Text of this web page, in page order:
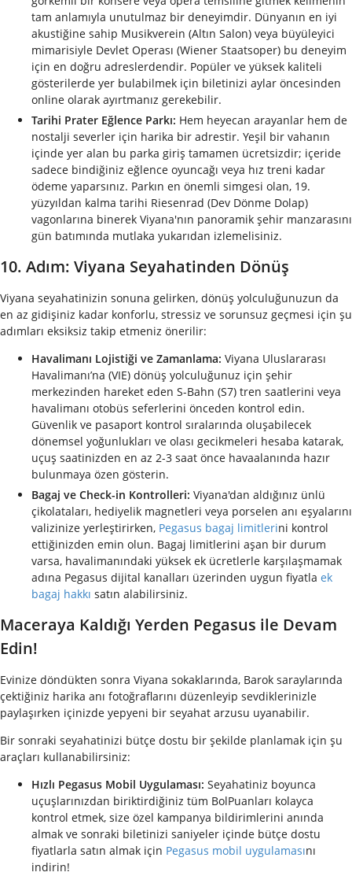
tam anlamıyla unutulmaz bir deneyimdir. Dünyanın en iyi
akustiğine sahip Musikverein (Altın Salon) veya büyüleyici
mimarisiyle Devlet Operası (Wiener Staatsoper) bu deneyim
için en doğru adreslerdendir. Popüler ve yüksek kaliteli
gösterilerde yer bulabilmek için biletinizi aylar öncesinden
online olarak ayırtmanız gerekebilir.
Tarihi Prater Eğlence Parkı: Hem heyecan arayanlar hem de
nostalji severler için harika bir adrestir. Yeşil bir vahanın
içinde yer alan bu parka giriş tamamen ücretsizdir; içeride
sadece bindiğiniz eğlence oyuncağı veya hız treni kadar
ödeme yaparsınız. Parkın en önemli simgesi olan, 19.
yüzyıldan kalma tarihi Riesenrad (Dev Dönme Dolap)
vagonlarına binerek Viyana'nın panoramik şehir manzarasını
gün batımında mutlaka yukarıdan izlemelisiniz.
10. Adım: Viyana Seyahatinden Dönüş
Viyana seyahatinizin sonuna gelirken, dönüş yolculuğunuzun da
en az gidişiniz kadar konforlu, stressiz ve sorunsuz geçmesi için şu
adımları eksiksiz takip etmeniz önerilir:
Havalimanı Lojistiği ve Zamanlama: Viyana Uluslararası
Havalimanı’na (VIE) dönüş yolculuğunuz için şehir
merkezinden hareket eden S-Bahn (S7) tren saatlerini veya
havalimanı otobüs seferlerini önceden kontrol edin.
Güvenlik ve pasaport kontrol sıralarında oluşabilecek
dönemsel yoğunlukları ve olası gecikmeleri hesaba katarak,
uçuş saatinizden en az 2-3 saat önce havaalanında hazır
bulunmaya özen gösterin.
Bagaj ve Check-in Kontrolleri: Viyana'dan aldığınız ünlü
çikolataları, hediyelik magnetleri veya porselen anı eşyalarını
valizinize yerleştirirken, Pegasus bagaj limitlerini kontrol
ettiğinizden emin olun. Bagaj limitlerini aşan bir durum
varsa, havalimanındaki yüksek ek ücretlerle karşılaşmamak
adına Pegasus dijital kanalları üzerinden uygun fiyatla ek
bagaj hakkı satın alabilirsiniz.
Maceraya Kaldığı Yerden Pegasus ile Devam
Edin!
Evinize döndükten sonra Viyana sokaklarında, Barok saraylarında
çektiğiniz harika anı fotoğraflarını düzenleyip sevdiklerinizle
paylaşırken içinizde yepyeni bir seyahat arzusu uyanabilir.
Bir sonraki seyahatinizi bütçe dostu bir şekilde planlamak için şu
araçları kullanabilirsiniz:
Hızlı Pegasus Mobil Uygulaması: Seyahatiniz boyunca
uçuşlarınızdan biriktirdiğiniz tüm BolPuanları kolayca
kontrol etmek, size özel kampanya bildirimlerini anında
almak ve sonraki biletinizi saniyeler içinde bütçe dostu
fiyatlarla satın almak için Pegasus mobil uygulamasını
indirin!